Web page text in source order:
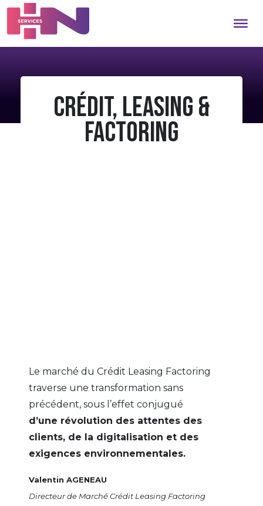
Crédit, Leasing &
Factoring
Le marché du Crédit Leasing Factoring
traverse une transformation sans
précédent, sous l’effet conjugué
d’une révolution des attentes des
clients, de la digitalisation et des
exigences environnementales.
Valentin AGENEAU
Directeur de Marché Crédit Leasing Factoring